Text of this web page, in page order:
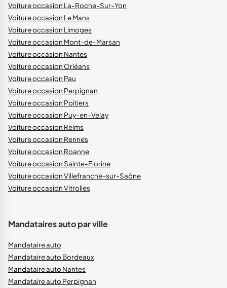
Voiture occasion La-Roche-Sur-Yon
Voiture occasion Le Mans
Voiture occasion Limoges
Voiture occasion Mont-de-Marsan
Voiture occasion Nantes
Voiture occasion Orléans
Voiture occasion Pau
Voiture occasion Perpignan
Voiture occasion Poitiers
Voiture occasion Puy-en-Velay
Voiture occasion Reims
Voiture occasion Rennes
Voiture occasion Roanne
Voiture occasion Sainte-Florine
Voiture occasion Villefranche-sur-Saône
Voiture occasion Vitrolles
Mandataires auto par ville
Mandataire auto
Mandataire auto Bordeaux
Mandataire auto Nantes
Mandataire auto Perpignan